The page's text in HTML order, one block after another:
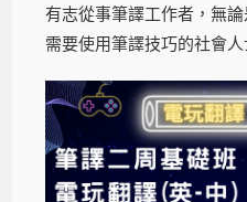
有志從事筆譯工作者，無
需要使用筆譯技巧的社會